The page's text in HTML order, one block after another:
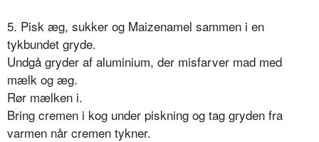
5. Pisk æg, sukker og Maizenamel sammen i en
tykbundet gryde.
Undgå gryder af aluminium, der misfarver mad med
mælk og æg.
Rør mælken i.
Bring cremen i kog under piskning og tag gryden fra
varmen når cremen tykner.